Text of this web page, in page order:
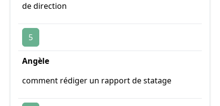
de direction
5
Angèle
comment rédiger un rapport de statage